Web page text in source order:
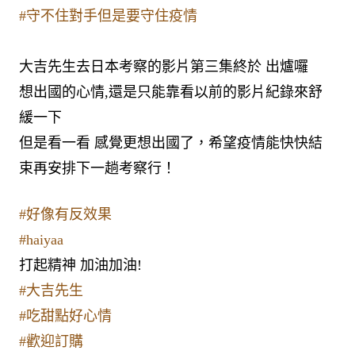
#守不住對手但是要守住疫情
大吉先生去日本考察的影片第三集終於 出爐囉
想出國的心情,還是只能靠看以前的影片紀錄來舒
緩一下
但是看一看 感覺更想出國了，希望疫情能快快結
束再安排下一趟考察行！
#好像有反效果
#haiyaa
打起精神 加油加油!
#大吉先生
#吃甜點好心情
#歡迎訂購